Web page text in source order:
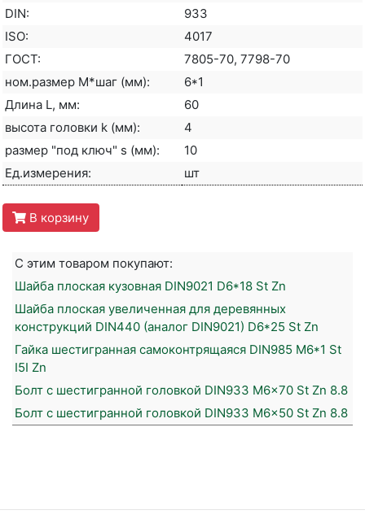
DIN:
933
ISO:
4017
ГОСТ:
7805-70, 7798-70
ном.размер М*шаг (мм):
6*1
Длина L, мм:
60
высота головки k (мм):
4
размер "под ключ" s (мм):
10
Ед.измерения:
шт
В корзину
С этим товаром покупают:
Шайба плоская кузовная DIN9021 D6*18 St Zn
Шайба плоская увеличенная для деревянных
конструкций DIN440 (аналог DIN9021) D6*25 St Zn
Гайка шестигранная самоконтрящаяся DIN985 M6*1 St
I5I Zn
Болт с шестигранной головкой DIN933 M6x70 St Zn 8.8
Болт с шестигранной головкой DIN933 M6x50 St Zn 8.8